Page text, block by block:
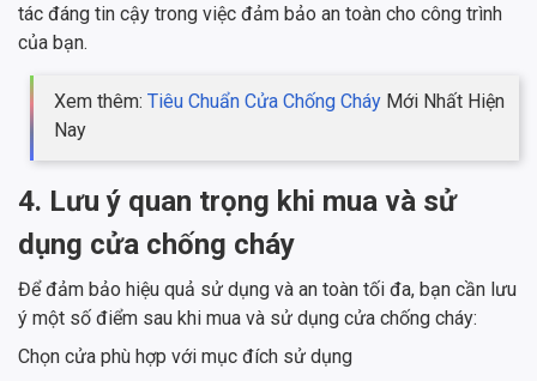
tác đáng tin cậy trong việc đảm bảo an toàn cho công trình
của bạn.
Xem thêm: Tiêu Chuẩn Cửa Chống Cháy Mới Nhất Hiện
Nay
4. Lưu ý quan trọng khi mua và sử
dụng cửa chống cháy
Để đảm bảo hiệu quả sử dụng và an toàn tối đa, bạn cần lưu
ý một số điểm sau khi mua và sử dụng cửa chống cháy:
Chọn cửa phù hợp với mục đích sử dụng